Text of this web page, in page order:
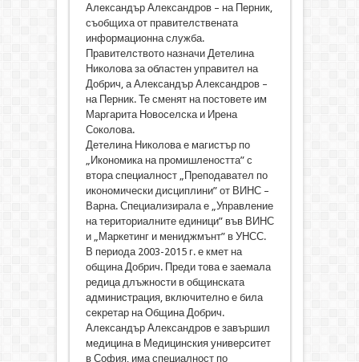
Александър Александров – на Перник,
съобщиха от правителствената
информационна служба.
Правителството назначи Детелина
Николова за областен управител на
Добрич, а Александър Александров –
на Перник. Те сменят на постовете им
Маргарита Новоселска и Ирена
Соколова.
Детелина Николова е магистър по
„Икономика на промишлеността” с
втора специалност „Преподавател по
икономически дисциплини” от ВИНС –
Варна. Специализирала е „Управление
на териториалните единици” във ВИНС
и „Маркетинг и мениджмънт” в УНСС.
В периода 2003-2015 г. е кмет на
община Добрич. Преди това е заемала
редица длъжности в общинската
администрация, включително е била
секретар на Община Добрич.
Александър Александров е завършил
медицина в Медицинския университет
в София, има специалност по